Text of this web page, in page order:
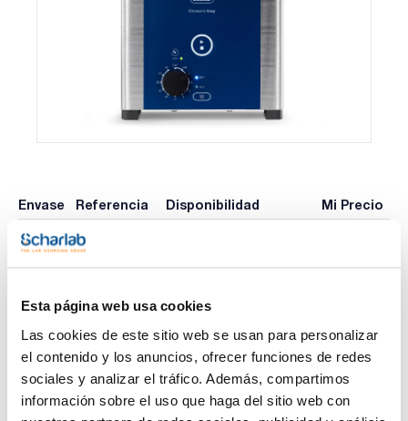
Esta página web usa cookies
Las cookies de este sitio web se usan para personalizar
el contenido y los anuncios, ofrecer funciones de redes
sociales y analizar el tráfico. Además, compartimos
información sobre el uso que haga del sitio web con
Envase Referencia Disponibilidad Mi Precio
x u. ELM1118883
Imprimir ficha de
Características
Modelo : Elmasonic Easy 10H
Dimensiones externas An x Al x Pr (mm) : 235x200x135